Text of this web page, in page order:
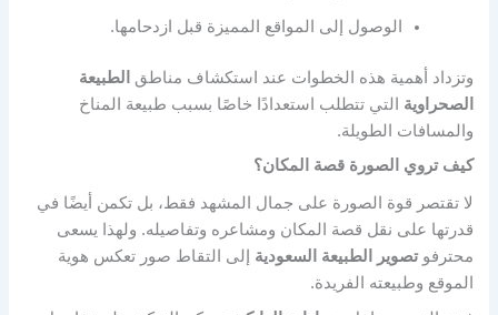
الوصول إلى المواقع المميزة قبل ازدحامها.
وتزداد أهمية هذه الخطوات عند استكشاف مناطق
الطبيعة
الصحراوية التي تتطلب استعدادًا خاصًا بسبب طبيعة المناخ
والمسافات الطويلة.
كيف تروي الصورة قصة المكان؟
لا تقتصر قوة الصورة على جمال المشهد فقط، بل تكمن أيضًا في
قدرتها على نقل قصة المكان ومشاعره وتفاصيله. ولهذا يسعى
محترفوتصوير الطبيعة السعودية إلى التقاط صور تعكس هوية
الموقع وطبيعته الفريدة.